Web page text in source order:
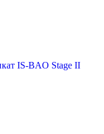
IS-BAO Stage II